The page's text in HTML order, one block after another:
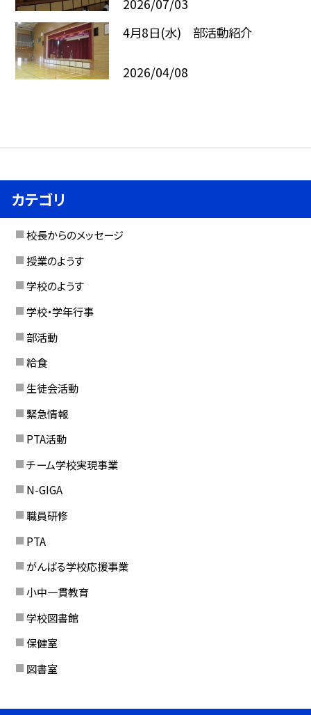
2026/07/03
4月8日(水) 部活動紹介
2026/04/08
カテゴリ
校長からのメッセージ
授業のようす
学校のようす
学校・学年行事
部活動
給食
生徒会活動
緊急情報
PTA活動
チーム学校実現事業
N-GIGA
職員研修
PTA
がんばる学校応援事業
小中一貫教育
学校図書館
保健室
図書室